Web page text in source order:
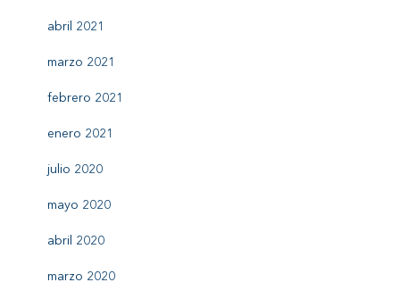
abril 2021
marzo 2021
febrero 2021
enero 2021
julio 2020
mayo 2020
abril 2020
marzo 2020